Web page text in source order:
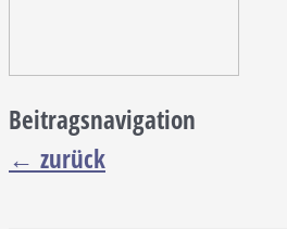
Beitragsnavigation
← zurück